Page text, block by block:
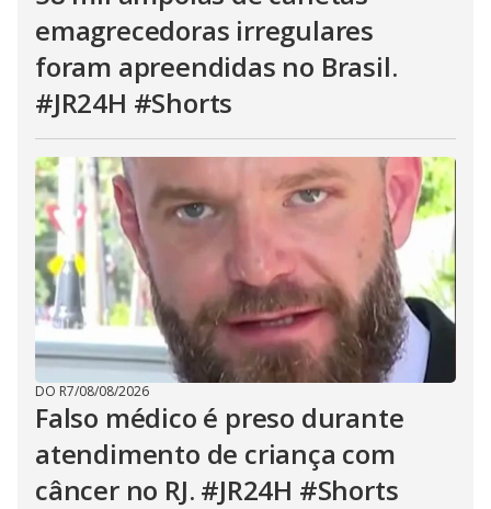
emagrecedoras irregulares
foram apreendidas no Brasil.
#JR24H #Shorts
DO R7/08/08/2026
Falso médico é preso durante
atendimento de criança com
câncer no RJ. #JR24H #Shorts